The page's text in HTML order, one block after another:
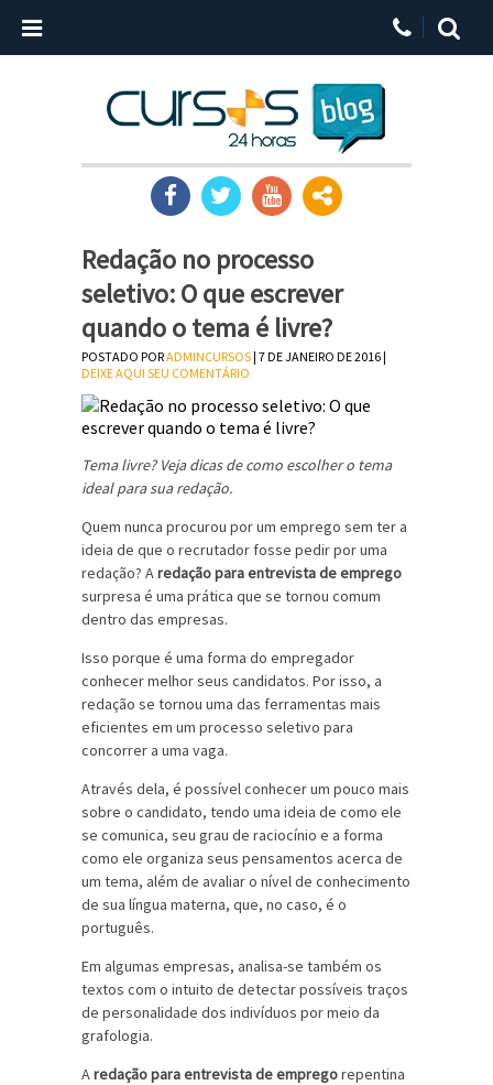
Redação no processo
seletivo: O que escrever
quando o tema é livre?
POSTADO PORADMINCURSOS| 7 DE JANEIRO DE 2016 |
DEIXE AQUI SEU COMENTÁRIO
Tema livre? Veja dicas de como escolher o tema
ideal para sua redação.
Quem nunca procurou por um emprego sem ter a
ideia de que o recrutador fosse pedir por uma
redação? Aredação para entrevista de emprego
surpresa é uma prática que se tornou comum
dentro das empresas.
Isso porque é uma forma do empregador
conhecer melhor seus candidatos. Por isso, a
redação se tornou uma das ferramentas mais
eficientes em um processo seletivo para
concorrer a uma vaga.
Através dela, é possível conhecer um pouco mais
sobre o candidato, tendo uma ideia de como ele
se comunica, seu grau de raciocínio e a forma
como ele organiza seus pensamentos acerca de
um tema, além de avaliar o nível de conhecimento
de sua língua materna, que, no caso, é o
português.
Em algumas empresas, analisa-se também os
textos com o intuito de detectar possíveis traços
de personalidade dos indivíduos por meio da
grafologia.
Aredação para entrevista de empregorepentina